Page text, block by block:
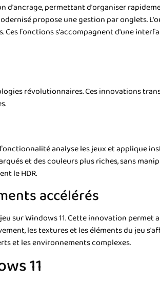
permettant d'organiser
propose une gestion par onglets.
Ces fonctions s'accompagnent d'une
révolutionnaires. Ces innovations
analyse les jeux et applique
et des couleurs plus riches, sans
le HDR.
accélérés
sur Windows 11. Cette innovation permet
les textures et les éléments du jeu
et les environnements complexes.
11